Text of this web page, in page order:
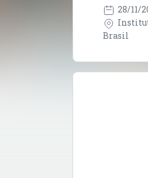
28/11/
Brasil